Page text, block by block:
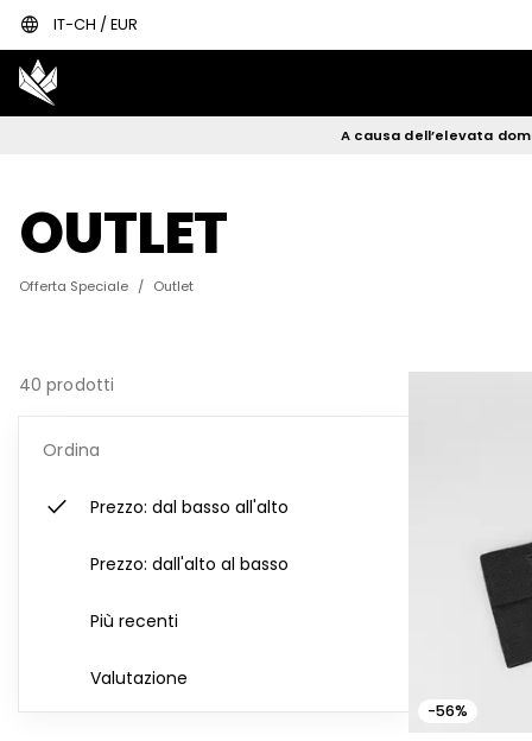
language IT-CH / EUR
A causa dell’elevata
OUTLET
Offerta Speciale / Outlet
40 prodotti
Ordina
check Prezzo: dal basso all'alto
Prezzo: dall'alto al basso
Più recenti
Valutazione
-56%